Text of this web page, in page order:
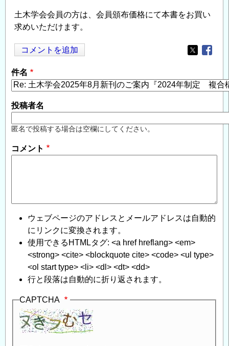
土木学会会員の方は、会員頒布価格にて本書をお買い
求めいただけます。
コメントを追加
Opens in
件名
投稿者名
匿名で投稿する場合は空欄にしてください。
コメント
ウェブページのアドレスとメールアドレスは自動的
にリンクに変換されます。
使用できるHTMLタグ: <a href hreflang> <em>
<strong> <cite> <blockquote cite> <code> <ul type>
<ol start type> <li> <dl> <dt> <dd>
行と段落は自動的に折り返されます。
CAPTCHA